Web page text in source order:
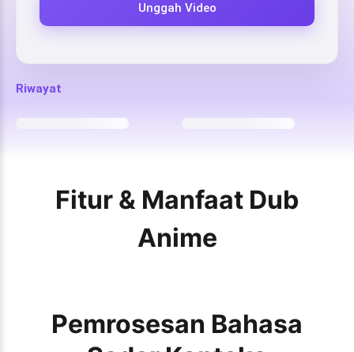
Unggah Video
Riwayat
Fitur & Manfaat Dub
Anime
Pemrosesan Bahasa